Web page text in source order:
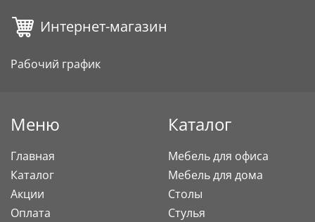
Интернет-магазин
Рабочий график
Меню
Главная
Каталог
Акции
Оплата
Каталог
Мебель для офиса
Мебель для дома
Столы
Стулья